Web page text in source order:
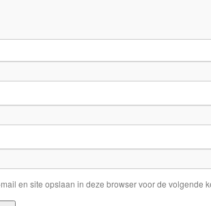
en site opslaan in deze browser voor de volgende